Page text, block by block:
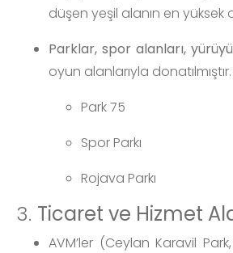
düşen yeşil alanın en yüksek
Parklar, spor alanları,
oyun alanlarıyla
Park 75
Spor Parkı
Rojava Parkı
3. Ticaret ve Hizmet
AVM’ler (Ceylan Karavil